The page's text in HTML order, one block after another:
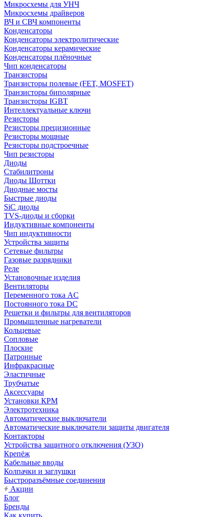
Микросхемы для УНЧ
Микросхемы драйверов
ВЧ и СВЧ компоненты
Конденсаторы
Конденсаторы электролитические
Конденсаторы керамические
Конденсаторы плёночные
Чип конденсаторы
Транзисторы
Транзисторы полевые (FET, MOSFET)
Транзисторы биполярные
Транзисторы IGBT
Интеллектуальные ключи
Резисторы
Резисторы прецизионные
Резисторы мощные
Резисторы подстроечные
Чип резисторы
Диоды
Стабилитроны
Диоды Шоттки
Диодные мосты
Быстрые диоды
SiC диоды
TVS-диоды и сборки
Индуктивные компоненты
Чип индуктивности
Устройства защиты
Сетевые фильтры
Газовые разрядники
Реле
Установочные изделия
Вентиляторы
Переменного тока AC
Постоянного тока DC
Решетки и фильтры для вентиляторов
Промышленные нагреватели
Кольцевые
Сопловые
Плоские
Патронные
Инфракрасные
Эластичные
Трубчатые
Аксессуары
Установки КРМ
Электротехника
Автоматические выключатели
Автоматические выключатели защиты двигателя
Контакторы
Устройства защитного отключения (УЗО)
Крепёж
Кабельные вводы
Колпачки и заглушки
Быстроразъёмные соединения
Акции
Блог
Бренды
Как купить